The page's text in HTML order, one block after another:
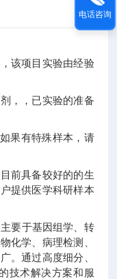
该项目实验由经验
，，已实验的准备
果有特殊样本，请
前具备较好的的生
提供医学科研样本
要于基因组学、转
化学、病理检测、
。通过高度细分、
技术解决方案和服
电话咨询